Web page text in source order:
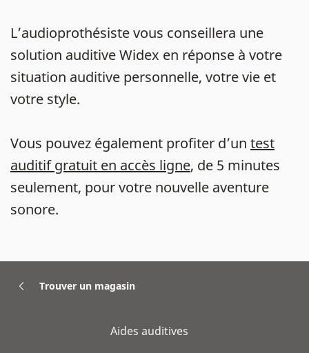
L’audioprothésiste vous conseillera une
solution auditive Widex en réponse à votre
situation auditive personnelle, votre vie et
votre style.
Vous pouvez également profiter d’un test
auditif gratuit en accès ligne, de 5 minutes
seulement, pour votre nouvelle aventure
sonore.
Trouver un magasin
Aides auditives